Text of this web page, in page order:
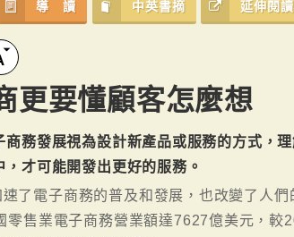
導 讀 中英書摘 延伸閱讀
更要懂顧客怎麼想
商務發展視為設計新產品或服務的方式，
，才可能開發出更好的服務。
了電子商務的普及和發展，也改變了人們
零售業電子商務營業額達7627億美元，